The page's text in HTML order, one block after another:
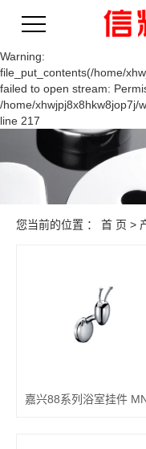
Warning:
file_put_contents(/home/
failed to open stream:
/home/xhwjpj8x8hkw8jop7j/
line 217
您当前的位置 ： 首 页 >